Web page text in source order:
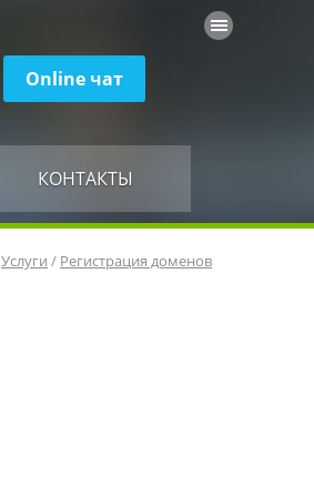
Online чат
КОНТАКТЫ
Услуги / Регистрация доменов